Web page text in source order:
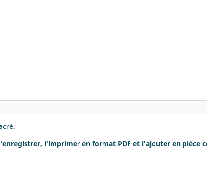
l'imprimer en format PDF et l'ajouter en pièce